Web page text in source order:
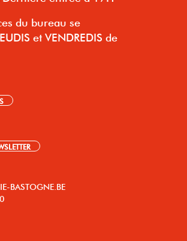
du bureau se
et VENDREDIS de
BASTOGNE.BE